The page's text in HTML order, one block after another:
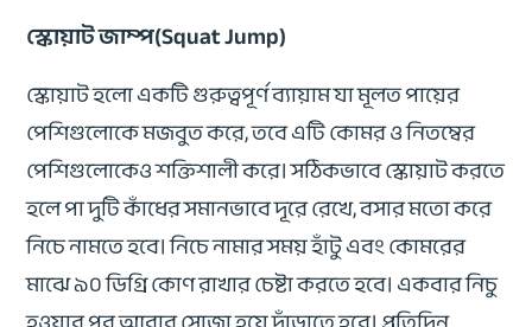
স্কোয়াট জাম্প(Squat Jump)
স্কোয়াট হলো একটি গুরুত্বপূর্ণ ব্যায়াম যা মূলত পায়ের
পেশিগুলোকে মজবুত করে, তবে এটি কোমর ও নিতম্বের
পেশিগুলোকেও শক্তিশালী করে। সঠিকভাবে স্কোয়াট করতে
হলে পা দুটি কাঁধের সমানভাবে দূরে রেখে, বসার মতো করে
নিচে নামতে হবে। নিচে নামার সময় হাঁটু এবং কোমরের
মাঝে ৯০ ডিগ্রি কোণ রাখার চেষ্টা করতে হবে। একবার নিচু